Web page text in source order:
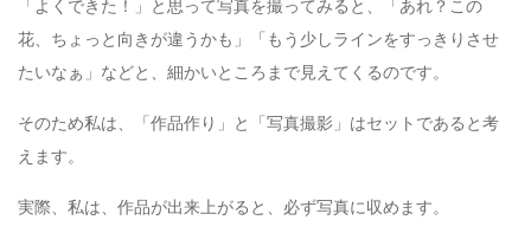
「よくできた！」と思って写真を撮ってみると、「あれ？この
花、ちょっと向きが違うかも」「もう少しラインをすっきりさせ
たいなぁ」などと、細かいところまで見えてくるのです。
そのため私は、「作品作り」と「写真撮影」はセットであると考
えます。
実際、私は、作品が出来上がると、必ず写真に収めます。